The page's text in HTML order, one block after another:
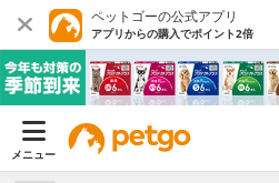
ペットゴーの公式アプリ
アプリからの購入でポイント2倍
メニュー